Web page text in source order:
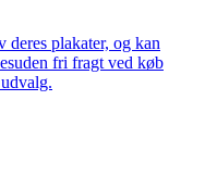
deres plakater, og kan
fri fragt ved køb